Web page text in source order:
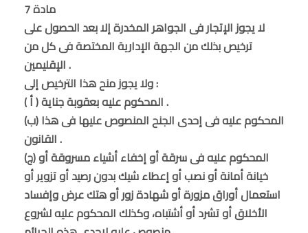
مادة 7
لا يجوز الإتجار فى الجواهر المخدرة إلا بعد الحصول على
ترخيص بذلك من الجهة الإدارية المختصة فى كل من
الإقليمين .
ولا يجوز منح هذا الترخيص إلى :
( أ ) المحكوم عليه بعقوبة جناية .
(ب) المحكوم عليه فى إحدى الجنح المنصوص عليها فى هذا
القانون .
(ج) المحكوم عليه فى سرقة أو إخفاء أشياء مسروقة أو
خيانة أمانة أو نصب أو إعطاء شيك بدون رصيد أو تزوير أو
استعمال أوراق مزورة أو شهادة زور أو هتك عرض وإفساد
الأخلاق أو تشرد أو أشتباه، وكذلك المحكوم عليه لشروع